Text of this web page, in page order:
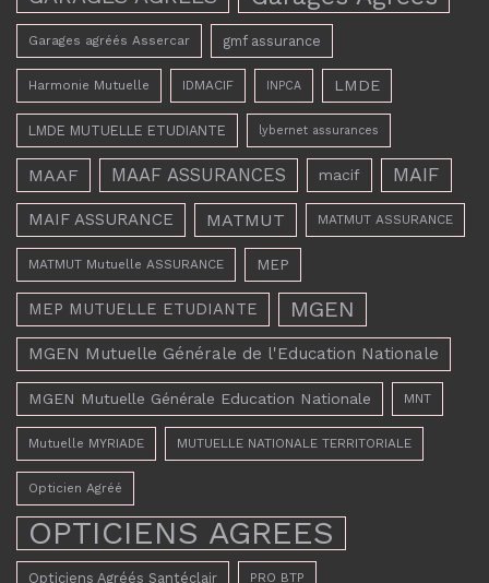
Garages agréés Assercar gmf assurance
Harmonie Mutuelle IDMACIF INPCA LMDE
LMDE MUTUELLE ETUDIANTE lybernet assurances
MAAF MAAF ASSURANCES macif MAIF
MAIF ASSURANCE MATMUT MATMUT ASSURANCE
MATMUT Mutuelle ASSURANCE MEP
MEP MUTUELLE ETUDIANTE MGEN
MGEN Mutuelle Générale de l'Education Nationale
MGEN Mutuelle Générale Education Nationale MNT
Mutuelle MYRIADE MUTUELLE NATIONALE TERRITORIALE
Opticien Agréé
OPTICIENS AGREES
Opticiens Agréés Santéclair PRO BTP